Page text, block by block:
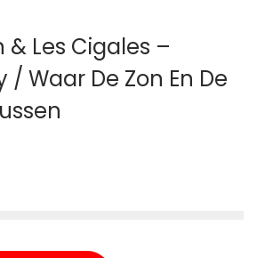
Les Cigales –
/ Waar De Zon En De